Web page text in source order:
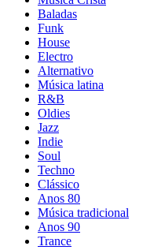
Baladas
Funk
House
Electro
Alternativo
Música latina
R&B
Oldies
Jazz
Indie
Soul
Techno
Clássico
Anos 80
Música tradicional
Anos 90
Trance